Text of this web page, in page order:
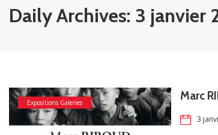
Daily Archives: 3 janvier
Expositions Galeries Marc
3